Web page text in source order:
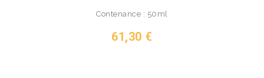
Contenance : 50ml
Prix
61,30 €
VOIR LE PRODUIT